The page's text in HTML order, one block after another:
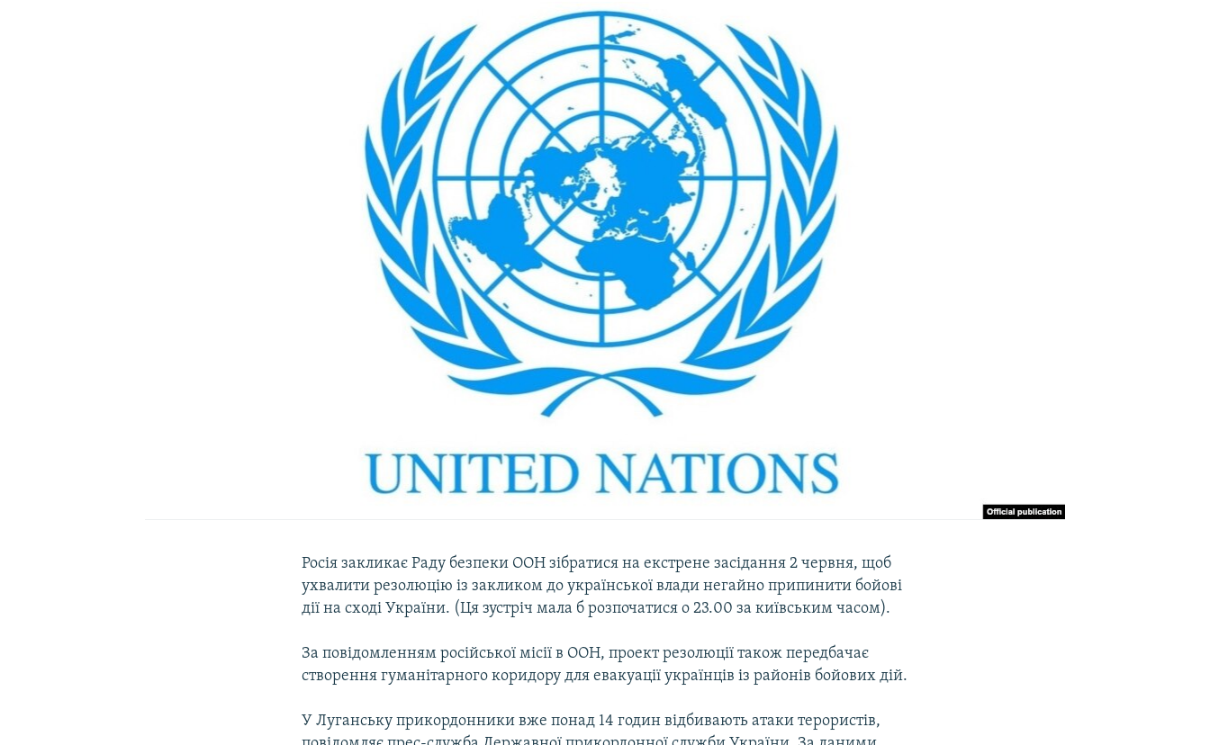
Росія закликає Раду безпеки ООН зібратися на екстрене засідання 2 червня, щоб
ухвалити резолюцію із закликом до української влади негайно припинити бойові
дії на сході України. (Ця зустріч мала б розпочатися о 23.00 за київським часом).
За повідомленням російської місії в ООН, проект резолюції також передбачає
створення гуманітарного коридору для евакуації українців із районів бойових дій.
У Луганську прикордонники вже понад 14 годин відбивають атаки терористів,